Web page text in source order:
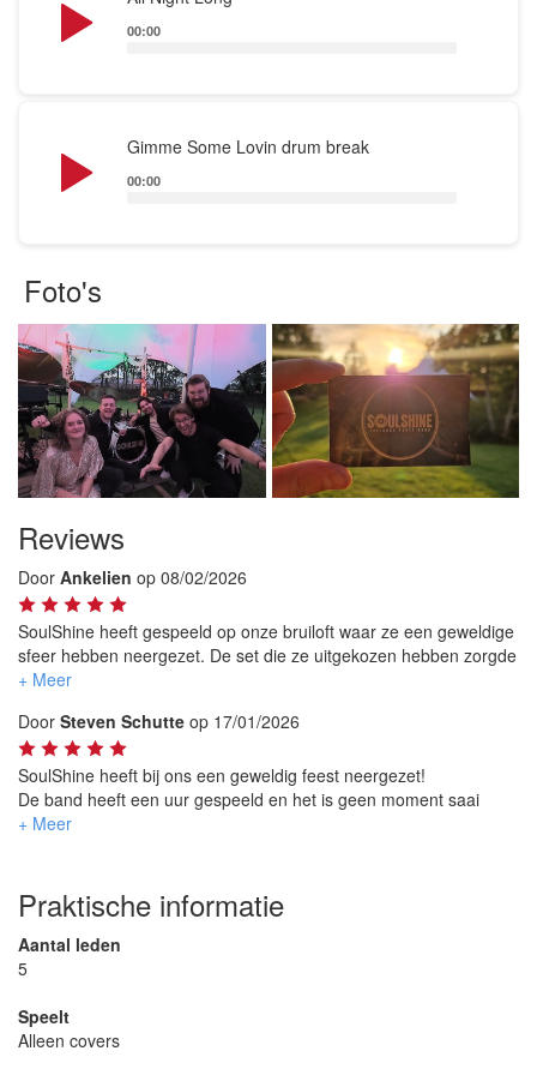
Player
00:00
Gimme Some Lovin drum break
Player
00:00
Foto's
Reviews
Door Ankelien op 08/02/2026
SoulShine heeft gespeeld op onze bruiloft waar ze een geweldige
sfeer hebben neergezet. De set die ze uitgekozen hebben zorgde
voor een fijne overgang van borrelen naar een swingende avond.
makkelijkste locatie voor een band maar ze hebben zonder te dag
te verstoren alles rustig op gebouwd. Heel veel dank voor alle
band leden hiervoor! Wij kijken terug op een prachtige dag die
swingend is afgesloten dankzij SoulShine!
Door Steven Schutte op 17/01/2026
SoulShine heeft bij ons een geweldig feest neergezet!
De band heeft een uur gespeeld en het is geen moment saai
geweest. Een aaneenschakeling van meezingers, klappers,
beheersen hun instrument tot in hun vingertoppen. Zeker een
aanrader!
Verder verliep de communicatie met de band zeer soepel. Ze
Al met al een positieve ervaring met SoulShine!
Praktische informatie
Aantal leden
5
Speelt
Alleen covers